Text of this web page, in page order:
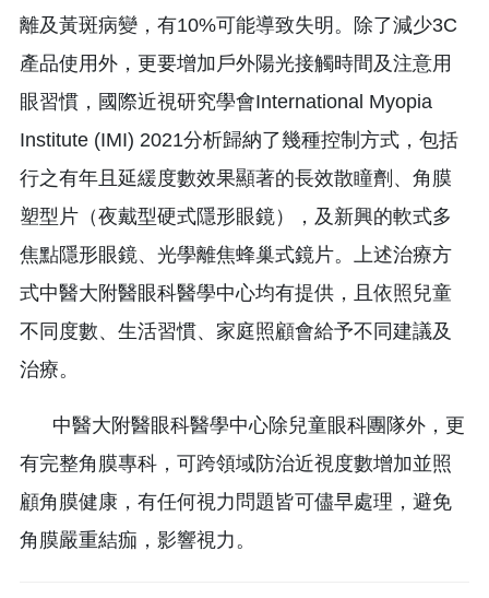
離及黃斑病變，有10%可能導致失明。除了減少3C
產品使用外，更要增加戶外陽光接觸時間及注意用
眼習慣，國際近視研究學會International Myopia
Institute (IMI) 2021分析歸納了幾種控制方式，包括
行之有年且延緩度數效果顯著的長效散瞳劑、角膜
塑型片（夜戴型硬式隱形眼鏡），及新興的軟式多
焦點隱形眼鏡、光學離焦蜂巢式鏡片。上述治療方
式中醫大附醫眼科醫學中心均有提供，且依照兒童
不同度數、生活習慣、家庭照顧會給予不同建議及
治療。
中醫大附醫眼科醫學中心除兒童眼科團隊外，更
有完整角膜專科，可跨領域防治近視度數增加並照
顧角膜健康，有任何視力問題皆可儘早處理，避免
角膜嚴重結痂，影響視力。